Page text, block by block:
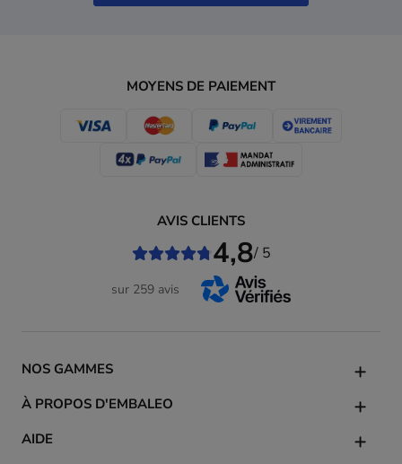
MOYENS DE PAIEMENT
NOS GAMMES
À PROPOS D'EMBALEO
AIDE
AVIS CLIENTS
4,8/ 5
sur 259 avis